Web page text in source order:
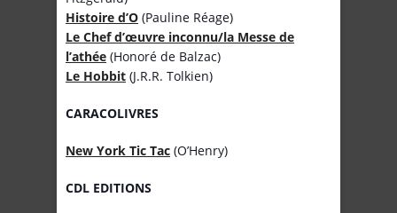
Histoire d’O (Pauline Réage)
Le Chef d’œuvre inconnu/la Messe de
l’athée (Honoré de Balzac)
Le Hobbit (J.R.R. Tolkien)
CARACOLIVRES
New York Tic Tac (O’Henry)
CDL EDITIONS